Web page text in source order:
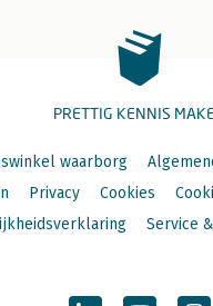
PRETTIG KENNIS
waarborg
Privacy Cookies
Service